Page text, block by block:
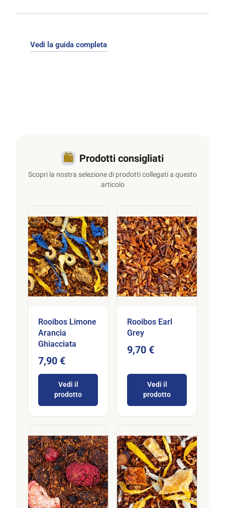
Vedi la guida completa
🛍️ Prodotti consigliati
Scopri la nostra selezione di prodotti collegati a questo
articolo
Rooibos Limone
Arancia
Ghiacciata
7,90 €
Vedi il
prodotto
Rooibos Earl
Grey
9,70 €
Vedi il
prodotto